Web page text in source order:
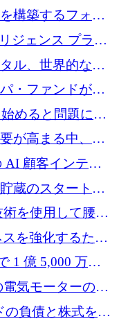
スを開設
構築するフォト
応する
ジェンス プラッ
ユーロを投資
ル、世界的なス
らBまで支援する
ンドIVを閉鎖
・ファンドが初
ユーロのラウンド
めると問題にな
が高まる中、
を終了
AI 顧客インテリ
万ドルを調達
蔵のスタートア
資ラウンドで
を使用して腰痛
るか
を強化するため
1 億 5,000 万ド
エージェント AI
気モーターの革
ポンドを確保
の負債と株式を調